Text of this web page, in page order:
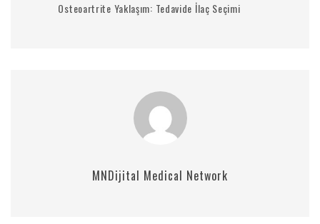
Osteoartrite Yaklaşım: Tedavide İlaç Seçimi
MNDijital Medical Network